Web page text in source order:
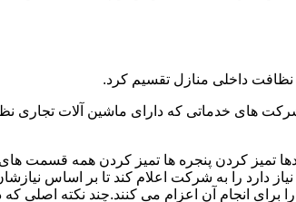
داخلی منازل تقسیم کرد.
های خدماتی که دارای ماشین آلات تجاری
کردن پنجره ها تمیز کردن همه قسمت
دارد را به شرکت اعلام کند تا بر اساس
انجام آن اعزام می کنند.چند نکته اصلی